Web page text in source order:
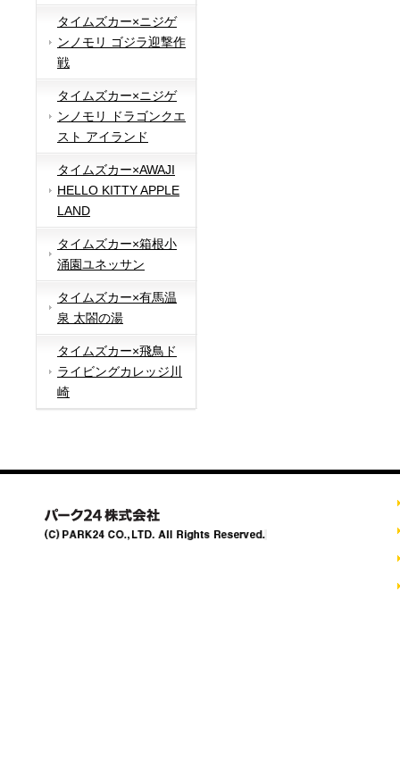
タイムズカー×ニジゲ
ンノモリ ゴジラ迎撃作
戦
タイムズカー×ニジゲ
ンノモリ ドラゴンクエ
スト アイランド
タイムズカー×AWAJI
HELLO KITTY APPLE
LAND
タイムズカー×箱根小
涌園ユネッサン
タイムズカー×有馬温
泉 太閤の湯
タイムズカー×飛鳥ド
ライビングカレッジ川
崎